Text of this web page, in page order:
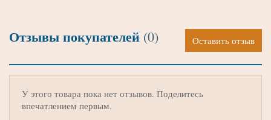
Отзывы покупателей (0) Оставить отзыв
У этого товара пока нет отзывов. Поделитесь
впечатлением первым.